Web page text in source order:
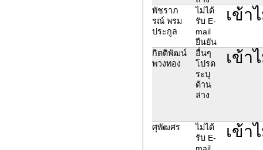
พัชราภ
รณ์ พรม
ประกูล
ไม่ได้
รับ E-
mail
ยืนยัน
เข้า
กิตติพัฒน์
พวงทอง
อื่นๆ
โปรด
ระบุ
ด้าน
ล่าง
เข้า
ศุพัฒศร
ไม่ได้
รับ E-
mail
เข้า